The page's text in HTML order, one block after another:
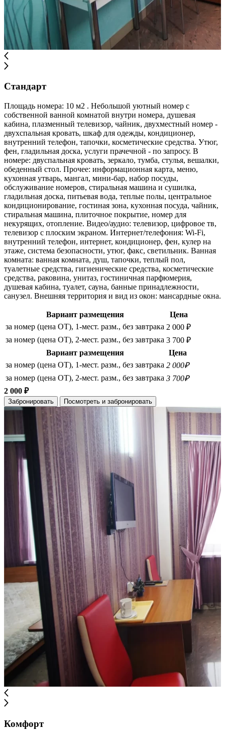
Стандарт
Площадь номера: 10 м2 . Небольшой уютный номер с
собственной ванной комнатой внутри номера, душевая
кабина, плазменный телевизор, чайник, двухместный номер -
двухспальная кровать, шкаф для одежды, кондиционер,
внутренний телефон, тапочки, косметические средства. Утюг,
фен, гладильная доска, услуги прачечной - по запросу. В
номере: двуспальная кровать, зеркало, тумба, стулья, вешалки,
обеденный стол. Прочее: информационная карта, меню,
кухонная утварь, мангал, мини-бар, набор посуды,
обслуживание номеров, стиральная машина и сушилка,
гладильная доска, питьевая вода, теплые полы, центральное
кондиционирование, гостиная зона, кухонная посуда, чайник,
стиральная машина, плиточное покрытие, номер для
некурящих, отопление. Видео/аудио: телевизор, цифровое тв,
телевизор с плоским экраном. Интернет/телефония: Wi-Fi,
внутренний телефон, интернет, кондиционер, фен, кулер на
этаже, система безопасности, утюг, факс, светильник. Ванная
комната: ванная комната, душ, тапочки, теплый пол,
туалетные средства, гигиенические средства, косметические
средства, раковина, унитаз, гостиничная парфюмерия,
душевая кабина, туалет, сауна, банные принадлежности,
санузел. Внешняя территория и вид из окон: мансардные окна.
Вариант размещения
Цена
за номер (цена ОТ), 1-мест. разм., без завтрака 2 000 ₽
за номер (цена ОТ), 2-мест. разм., без завтрака 3 700 ₽
Вариант размещения
Цена
за номер (цена ОТ), 1-мест. разм., без завтрака 2 000₽
за номер (цена ОТ), 2-мест. разм., без завтрака 3 700₽
2 000 ₽
Забронировать Посмотреть и забронировать
Комфорт